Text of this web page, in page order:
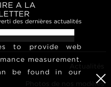
A LA
des dernières actualités
Actualités
Photos de nos modèles
to provide web
measurement.
be found in our